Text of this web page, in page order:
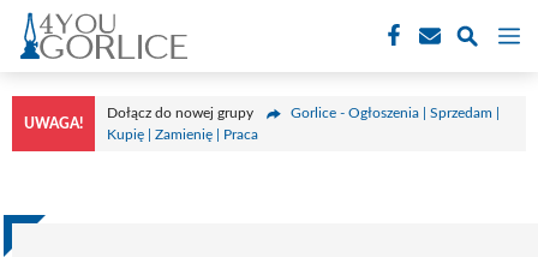
Przejdź
treści
UWAGA!
Dołącz do nowej grupy
Gorlice - Ogłoszenia | Sprzedam |
Kupię | Zamienię | Praca